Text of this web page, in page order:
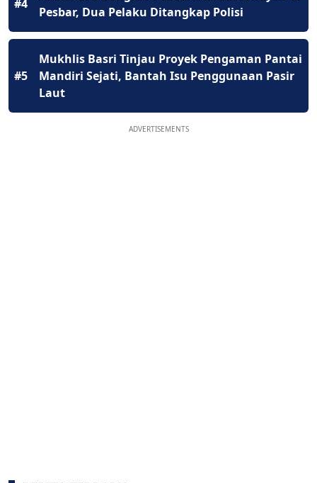
#4
Pesbar, Dua Pelaku Ditangkap Polisi
#5
Mukhlis Basri Tinjau Proyek Pengaman Pantai
Mandiri Sejati, Bantah Isu Penggunaan Pasir
Laut
ADVERTISEMENTS